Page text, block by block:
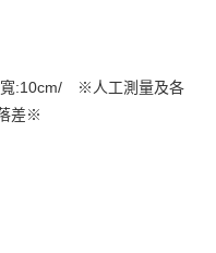
值。
將跳轉至「AFTEE先享後付」
完成結帳。
但若您需要取消訂單，請聯絡
視為有效，需透過AFTEE先享
寬:10cm/ ※人工測量及各
差※